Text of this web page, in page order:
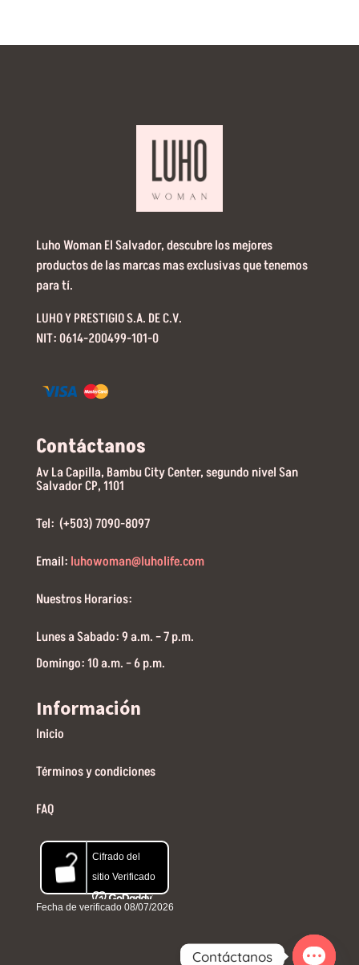
Luho Woman El Salvador, descubre los mejores
productos de las marcas mas exclusivas que tenemos
para tí.
LUHO Y PRESTIGIO S.A. DE C.V.
NIT: 0614-200499-101-0
Contáctanos
Av La Capilla, Bambu City Center, segundo nivel San
Salvador CP, 1101
Tel: (+503) 7090-8097
Email: luhowoman@luholife.com
Nuestros Horarios:
Lunes a Sabado: 9 a.m. – 7 p.m.
Domingo: 10 a.m. – 6 p.m.
Información
Inicio
Términos y condiciones
FAQ
Contáctanos